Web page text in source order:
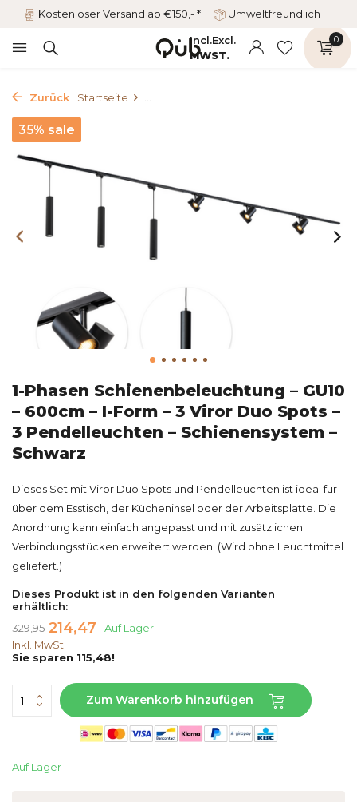
Kostenloser Versand ab €150,- * Umweltfreundlich
Incl.Excl.
MWST.
0
Zurück Startseite
35% sale
1-Phasen Schienenbeleuchtung – GU10
– 600cm – I-Form – 3 Viror Duo Spots –
3 Pendelleuchten – Schienensystem –
Schwarz
Dieses Set mit Viror Duo Spots und Pendelleuchten ist ideal für
über dem Esstisch, der Kücheninsel oder der Arbeitsplatte. Die
Anordnung kann einfach angepasst und mit zusätzlichen
Verbindungsstücken erweitert werden. (Wird ohne Leuchtmittel
geliefert.)
Dieses Produkt ist in den folgenden Varianten
erhältlich:
329,95 214,47
Auf Lager
Inkl. MwSt.
Sie sparen 115,48!
Zum Warenkorb hinzufügen
Auf Lager